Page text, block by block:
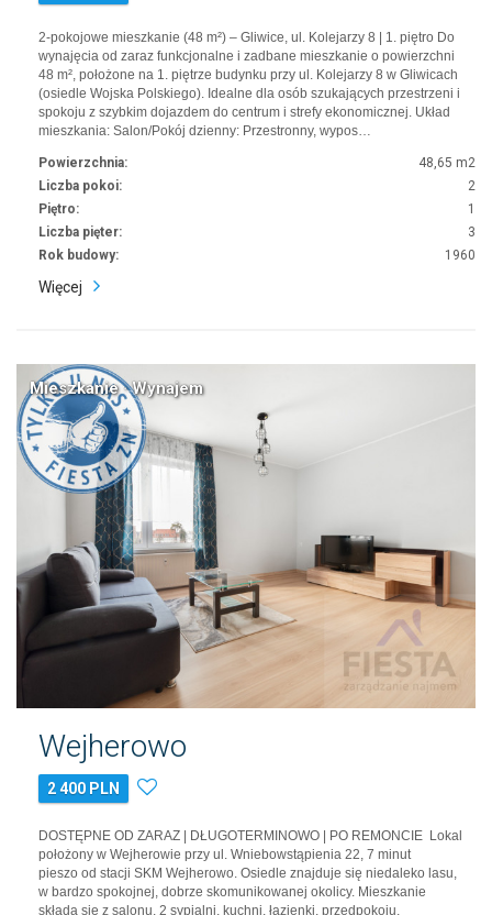
2-pokojowe mieszkanie (48 m²) – Gliwice, ul. Kolejarzy 8 | 1. piętro Do
wynajęcia od zaraz funkcjonalne i zadbane mieszkanie o powierzchni
48 m², położone na 1. piętrze budynku przy ul. Kolejarzy 8 w Gliwicach
(osiedle Wojska Polskiego). Idealne dla osób szukających przestrzeni i
spokoju z szybkim dojazdem do centrum i strefy ekonomicznej. Układ
mieszkania: Salon/Pokój dzienny: Przestronny, wypos…
Powierzchnia:
48,65 m2
Liczba pokoi:
2
Piętro:
1
Liczba pięter:
3
Rok budowy:
1960
Więcej
Mieszkanie · Wynajem
Wejherowo
2 400 PLN
DOSTĘPNE OD ZARAZ | DŁUGOTERMINOWO | PO REMONCIE Lokal
położony w Wejherowie przy ul. Wniebowstąpienia 22, 7 minut
pieszo od stacji SKM Wejherowo. Osiedle znajduje się niedaleko lasu,
w bardzo spokojnej, dobrze skomunikowanej okolicy. Mieszkanie
składa się z salonu, 2 sypialni, kuchni, łazienki, przedpokoju,